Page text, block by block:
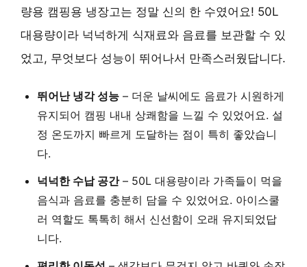
량용 캠핑용 냉장고는 정말 신의 한 수였어요! 50L
대용량이라 넉넉하게 식재료와 음료를 보관할 수 있
었고, 무엇보다 성능이 뛰어나서 만족스러웠답니다.
뛰어난 냉각 성능 – 더운 날씨에도 음료가 시원하게
유지되어 캠핑 내내 상쾌함을 느낄 수 있었어요. 설
정 온도까지 빠르게 도달하는 점이 특히 좋았습니
다.
넉넉한 수납 공간– 50L 대용량이라 가족들이 먹을
음식과 음료를 충분히 담을 수 있었어요. 아이스쿨
러 역할도 톡톡히 해서 신선함이 오래 유지되었답
니다.